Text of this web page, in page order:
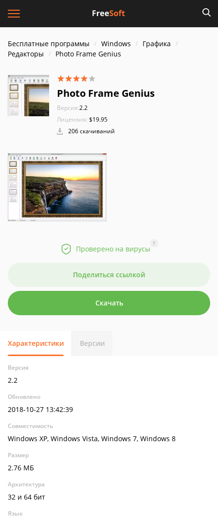
Бесплатные программы Windows
Графика
Редакторы
Photo Frame Genius
Photo Frame Genius
Версия:2.2
Лицензия: $19.95
206 скачиваний
Проверено на вирусы
?
Поделиться ссылкой
Скачать
Характеристики Версии
Версия
2.2
Обновлено
2018-10-27 13:42:39
Совместимость
Windows XP, Windows Vista, Windows 7, Windows 8
Размер
2.76 МБ
Архитектура
32 и 64 бит
Язык